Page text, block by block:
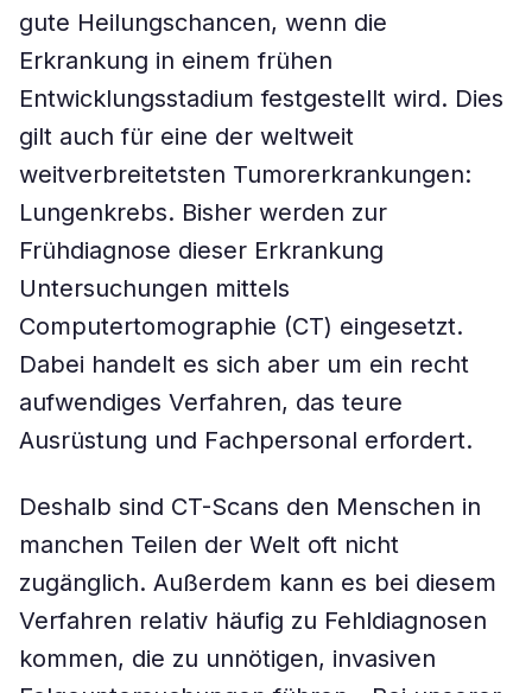
gute Heilungschancen, wenn die
Erkrankung in einem frühen
Entwicklungsstadium festgestellt wird. Dies
gilt auch für eine der weltweit
weitverbreitetsten Tumorerkrankungen:
Lungenkrebs. Bisher werden zur
Frühdiagnose dieser Erkrankung
Untersuchungen mittels
Computertomographie (CT) eingesetzt.
Dabei handelt es sich aber um ein recht
aufwendiges Verfahren, das teure
Ausrüstung und Fachpersonal erfordert.
Deshalb sind CT-Scans den Menschen in
manchen Teilen der Welt oft nicht
zugänglich. Außerdem kann es bei diesem
Verfahren relativ häufig zu Fehldiagnosen
kommen, die zu unnötigen, invasiven